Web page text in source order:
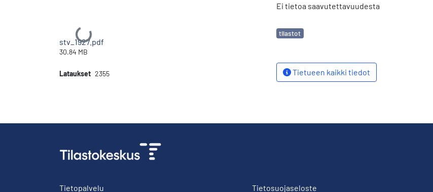
Ladataan...
stv_1927.pdf
30.84 MB
Lataukset 2355
Ei tietoa saavutettavuudesta
Avainsanat
tilastot
Tietueen kaikki tiedot
Tietopalvelu Tietosuojaseloste